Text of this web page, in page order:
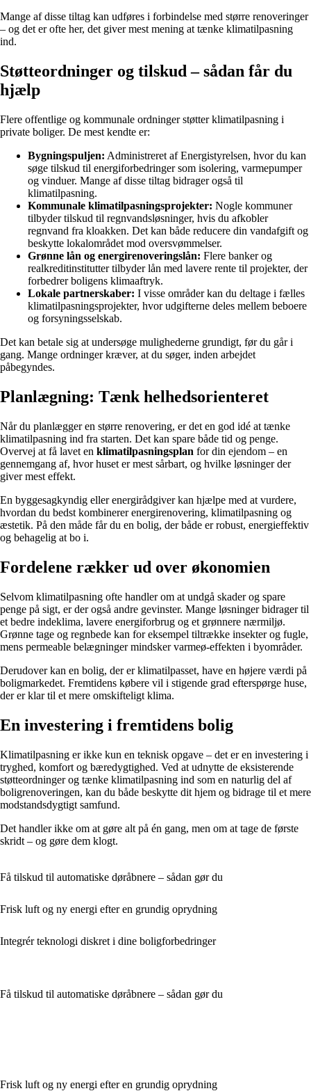
Mange af disse tiltag kan udføres i forbindelse med større renoveringer
– og det er ofte her, det giver mest mening at tænke klimatilpasning
ind.
Støtteordninger og tilskud – sådan får du
hjælp
Flere offentlige og kommunale ordninger støtter klimatilpasning i
private boliger. De mest kendte er:
Bygningspuljen: Administreret af Energistyrelsen, hvor du kan
søge tilskud til energiforbedringer som isolering, varmepumper
og vinduer. Mange af disse tiltag bidrager også til
klimatilpasning.
Kommunale klimatilpasningsprojekter: Nogle kommuner
tilbyder tilskud til regnvandsløsninger, hvis du afkobler
regnvand fra kloakken. Det kan både reducere din vandafgift og
beskytte lokalområdet mod oversvømmelser.
Grønne lån og energirenoveringslån: Flere banker og
realkreditinstitutter tilbyder lån med lavere rente til projekter, der
forbedrer boligens klimaaftryk.
Lokale partnerskaber: I visse områder kan du deltage i fælles
klimatilpasningsprojekter, hvor udgifterne deles mellem beboere
og forsyningsselskab.
Det kan betale sig at undersøge mulighederne grundigt, før du går i
gang. Mange ordninger kræver, at du søger, inden arbejdet
påbegyndes.
Planlægning: Tænk helhedsorienteret
Når du planlægger en større renovering, er det en god idé at tænke
klimatilpasning ind fra starten. Det kan spare både tid og penge.
Overvej at få lavet en klimatilpasningsplan for din ejendom – en
gennemgang af, hvor huset er mest sårbart, og hvilke løsninger der
giver mest effekt.
En byggesagkyndig eller energirådgiver kan hjælpe med at vurdere,
hvordan du bedst kombinerer energirenovering, klimatilpasning og
æstetik. På den måde får du en bolig, der både er robust, energieffektiv
og behagelig at bo i.
Fordelene rækker ud over økonomien
Selvom klimatilpasning ofte handler om at undgå skader og spare
penge på sigt, er der også andre gevinster. Mange løsninger bidrager til
et bedre indeklima, lavere energiforbrug og et grønnere nærmiljø.
Grønne tage og regnbede kan for eksempel tiltrække insekter og fugle,
mens permeable belægninger mindsker varmeø-effekten i byområder.
Derudover kan en bolig, der er klimatilpasset, have en højere værdi på
boligmarkedet. Fremtidens købere vil i stigende grad efterspørge huse,
der er klar til et mere omskifteligt klima.
En investering i fremtidens bolig
Klimatilpasning er ikke kun en teknisk opgave – det er en investering i
tryghed, komfort og bæredygtighed. Ved at udnytte de eksisterende
støtteordninger og tænke klimatilpasning ind som en naturlig del af
boligrenoveringen, kan du både beskytte dit hjem og bidrage til et mere
modstandsdygtigt samfund.
Det handler ikke om at gøre alt på én gang, men om at tage de første
skridt – og gøre dem klogt.
Få tilskud til automatiske døråbnere – sådan gør du
Frisk luft og ny energi efter en grundig oprydning
Integrér teknologi diskret i dine boligforbedringer
Få tilskud til automatiske døråbnere – sådan gør du
Frisk luft og ny energi efter en grundig oprydning